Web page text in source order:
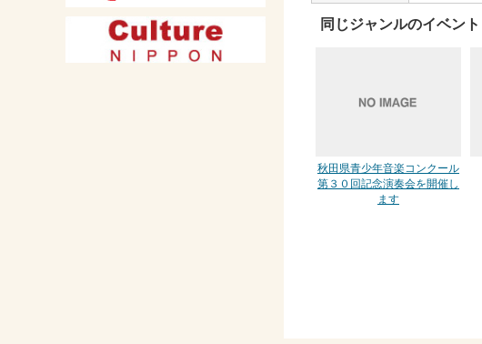
同じジャンルのイベント
秋田県青少年音楽コンクール
第３０回記念演奏会を開催し
ます